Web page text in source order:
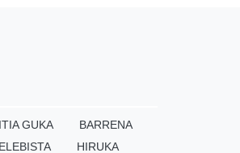
GUKA
BARRENA
HIRUKA